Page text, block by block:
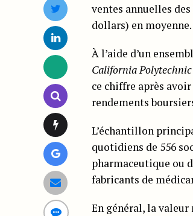
ventes annuelles
dollars) en moyenne.
À l’aide d’un
California
ce chiffre après
rendements
L’échantillon
quotidiens de 556
pharmaceutique ou
fabricants de
En général, la